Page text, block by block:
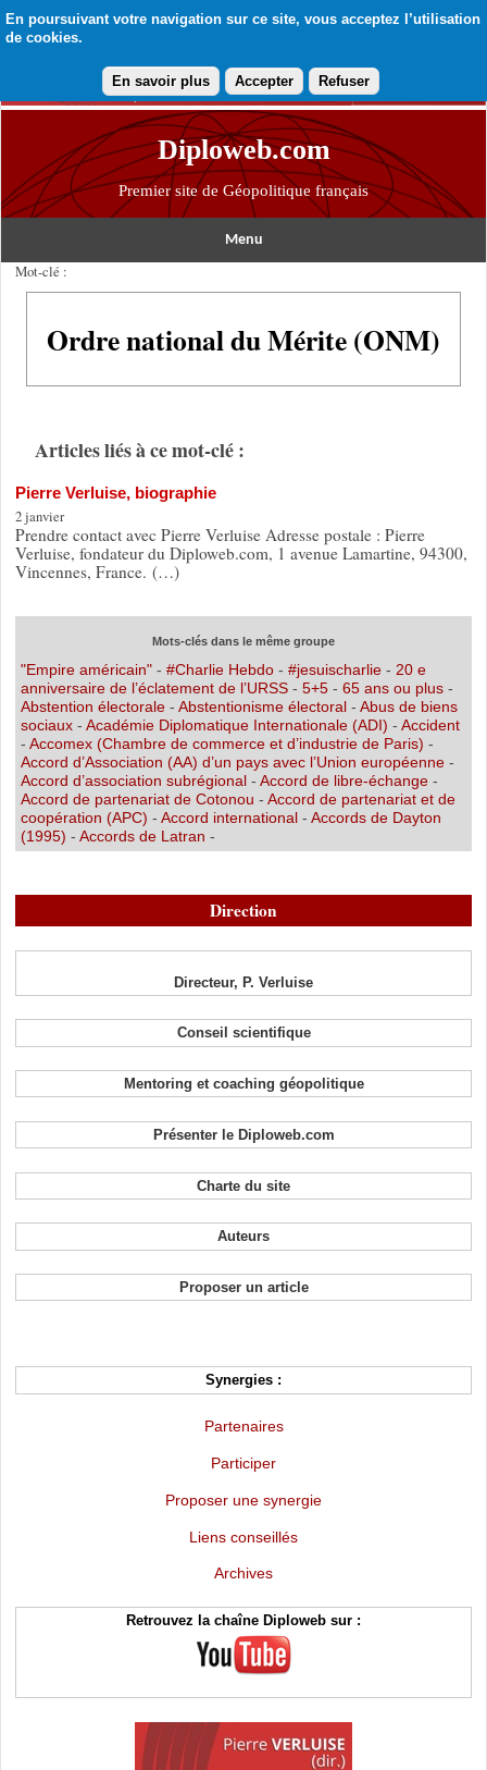
En poursuivant votre navigation sur ce site, vous acceptez l’utilisation
de cookies.
En savoir plus Accepter Refuser
Diploweb.com
Premier site de Géopolitique français
Menu
Mot-clé :
Ordre national du Mérite (ONM)
Articles liés à ce mot-clé :
Pierre Verluise, biographie
2 janvier
Prendre contact avec Pierre Verluise Adresse postale : Pierre
Verluise, fondateur du Diploweb.com, 1 avenue Lamartine, 94300,
Vincennes, France. (…)
Mots-clés dans le même groupe
"Empire américain"- #Charlie Hebdo- #jesuischarlie- 20 e
anniversaire de l’éclatement de l’URSS- 5+5- 65 ans ou plus-
Abstention électorale- Abstentionisme électoral- Abus de biens
sociaux- Académie Diplomatique Internationale (ADI) - Accident
- Accomex (Chambre de commerce et d’industrie de Paris) -
Accord d’Association (AA) d’un pays avec l’Union européenne-
Accord d’association subrégional- Accord de libre-échange-
Accord de partenariat de Cotonou - Accord de partenariat et de
coopération (APC) - Accord international- Accords de Dayton
(1995) - Accords de Latran -
Direction
Directeur, P. Verluise
Conseil scientifique
Mentoring et coaching géopolitique
Présenter le Diploweb.com
Charte du site
Auteurs
Proposer un article
Synergies :
Partenaires
Participer
Proposer une synergie
Liens conseillés
Archives
Retrouvez la chaîne Diploweb sur :